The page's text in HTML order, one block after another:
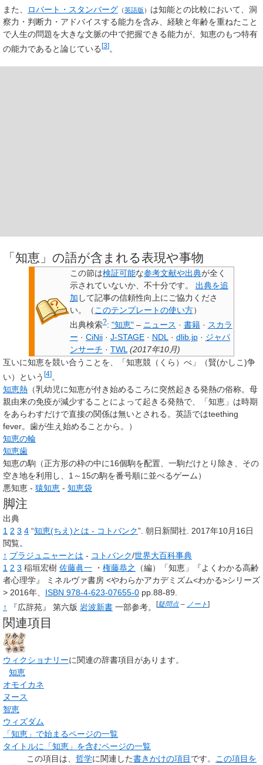
また、 ロバート・スタンバーグ （英語版 ） は知能との比較において、洞
察力・判断力・アドバイスする能力を含み、経験と年齢を重ねたこと
で人生の問題を大きな文脈の中で把握できる能力が、知恵のもつ特有
の能力であると論じている[3]。
「知恵」の語が含まれる表現や事物
この節は検証可能な参考文献や出典が全く
示されていないか、不十分です。
出典を追
加 して記事の信頼性向上にご協力くださ
い。
（このテンプレートの使い方）
出典検索?: "知恵" – ニュース · 書籍 · スカラ
ー · CiNii · J-STAGE · NDL · dlib.jp · ジャパ
ンサーチ · TWL (2017年10月)
互いに知恵を競い合うことを、「知恵競（くら）べ」（賢(かしこ)争
い）という [4] 。
知恵熱 （乳幼児に知恵が付き始めるころに突然起きる発熱の俗称。母
親由来の免疫が減少することによって起きる発熱で、「知恵」は時期
をあらわすだけで直接の関係は無いとされる。英語ではteething
fever。歯が生え始めることから。）
知恵の輪
知恵歯
知恵の駒（正方形の枠の中に16個駒を配置、一駒だけとり除き、その
空き地を利用し、1～15の駒を番号順に並べるゲーム）
悪知恵 - 猿知恵 - 知恵袋
脚注
出典
1 2 3 4 “知恵(ちえ)とは - コトバンク”. 朝日新聞社.
2017年10月16日
閲覧。
↑ プラジュニャーとは - コトバンク/世界大百科事典
1 2 3 稲垣宏樹 佐藤眞一 ・ 権藤恭之
（編）「知恵」『よくわかる高齢
者心理学』 ミネルヴァ書房 <やわらかアカデミズム<わかる>シリーズ
> 2016年、 ISBN 978-4-623-07655-0 pp.88-89.
↑
『広辞苑』 第六版 岩波新書 一部参考。 [疑問点 – ノート]
関連項目
ウィクショナリーに関連の辞書項目があります。
知恵
オモイカネ
ヌース
智恵
ウィズダム
「知恵」で始まるページの一覧
タイトルに「知恵」を含むページの一覧
この項目は、 哲学に関連した書きかけの項目です。
この項目を